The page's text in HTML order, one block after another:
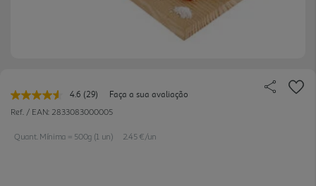
4.6 Leu
29
Link
para
(29)
Faça a sua avaliação
Ref. / EAN: 2833083000005
Quant. Mínima = 500g (1 un) 2.45 €/un